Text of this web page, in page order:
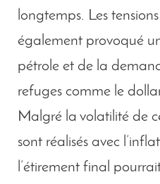
longtemps. Les
également provoqué
pétrole et de la
refuges comme le
Malgré la volatilité de
sont réalisés avec
l’étirement final